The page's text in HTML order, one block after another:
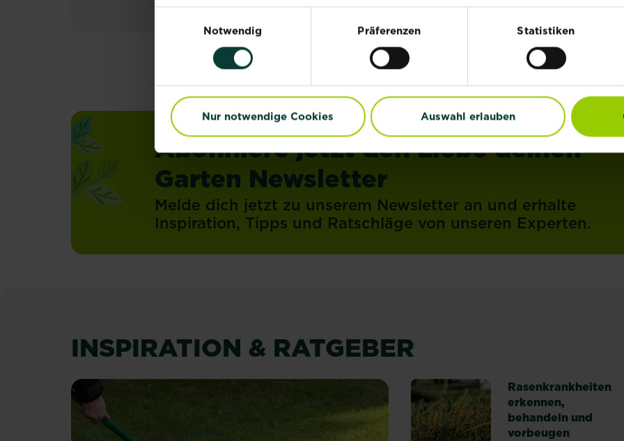
Notwendig
Präferenzen Statistiken
Nur notwendige Cookies Auswahl erlauben
Abonniere jetzt den Liebe deinen
Garten Newsletter
Melde dich jetzt zu unserem Newsletter an und erhalte
Inspiration, Tipps und Ratschläge von unseren Experten.
INSPIRATION & RATGEBER
Rasenkrankheiten
erkennen,
behandeln und
vorbeugen